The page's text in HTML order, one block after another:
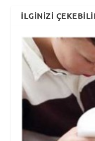
İLGINIZI